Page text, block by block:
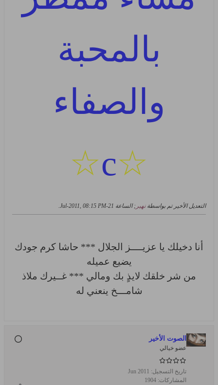
بالمحبة
والصفاء
☆
c
☆
التعديل الأخير تم بواسطةنهير ; الساعة 21-Jul-2011, 08:15 PM
.
أنا دخيلك يا عزيــــز الجلال *** حاشا كرم جودك
يضيع عميله
من شر خلقك لايذٍ بك ومالي *** غــيرك ملاذ
شامـــخ ينعني له
الصوت الأخير
عضو خيالي
تاريخ التسجيل: Jun 2011
المشاركات: 1904